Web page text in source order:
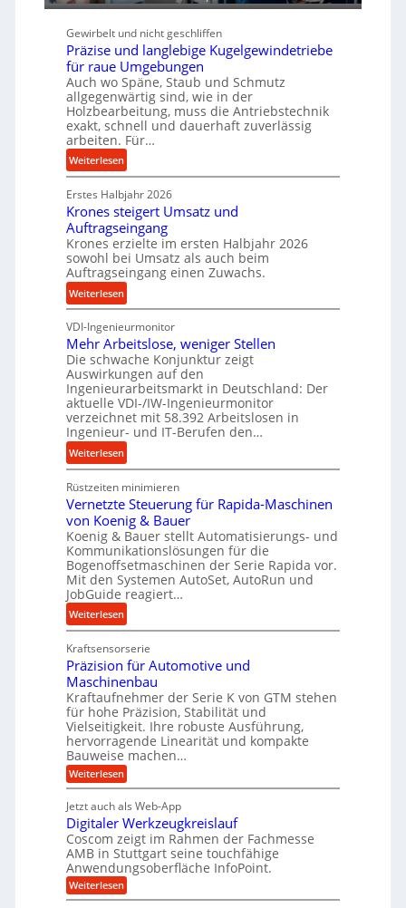
b
e
u
m
e
e
a
c
e
b
e
i
m
D
r
ü
c
k
p
r
o
z
e
s
s
t
i
c
h
i
m
u
l
i
Gewirbelt und nicht geschliffen
Präzise und langlebige Kugelgewindetriebe
für raue Umgebungen
Auch wo Späne, Staub und Schmutz
allgegenwärtig sind, wie in der
Holzbearbeitung, muss die Antriebstechnik
exakt, schnell und dauerhaft zuverlässig
arbeiten. Für…
Weiterlesen:
P
r
ä
z
i
s
e
u
n
d
l
a
n
g
l
e
b
i
g
e
K
u
g
e
l
g
e
d
e
t
r
i
e
e
f
ü
r
r
a
Erstes Halbjahr 2026
Krones steigert Umsatz und
Auftragseingang
Krones erzielte im ersten Halbjahr 2026
sowohl bei Umsatz als auch beim
Auftragseingang einen Zuwachs.
Weiterlesen:
K
r
o
n
e
s
s
t
e
i
r
t
U
m
s
a
t
z
u
n
d
A
u
f
t
r
a
g
s
e
i
n
g
VDI-Ingenieurmonitor
Mehr Arbeitslose, weniger Stellen
Die schwache Konjunktur zeigt
Auswirkungen auf den
Ingenieurarbeitsmarkt in Deutschland: Der
aktuelle VDI-/IW-Ingenieurmonitor
verzeichnet mit 58.392 Arbeitslosen in
Ingenieur- und IT-Berufen den…
Weiterlesen:
M
e
h
r
A
r
b
e
i
t
s
e
,
w
e
n
g
e
r
S
t
e
Rüstzeiten minimieren
Vernetzte Steuerung für Rapida-Maschinen
von Koenig & Bauer
Koenig & Bauer stellt Automatisierungs- und
Kommunikationslösungen für die
Bogenoffsetmaschinen der Serie Rapida vor.
Mit den Systemen AutoSet, AutoRun und
JobGuide reagiert…
Weiterlesen:
V
e
r
n
e
t
z
t
e
S
t
e
u
e
r
u
Kraftsensorserie
Präzision für Automotive und
Maschinenbau
Kraftaufnehmer der Serie K von GTM stehen
für hohe Präzision, Stabilität und
Vielseitigkeit. Ihre robuste Ausführung,
hervorragende Linearität und kompakte
Bauweise machen…
Weiterlesen:
P
ä
z
i
s
i
o
n
f
Jetzt auch als Web-App
Digitaler Werkzeugkreislauf
Coscom zeigt im Rahmen der Fachmesse
AMB in Stuttgart seine touchfähige
Anwendungsoberfläche InfoPoint.
Weiterlesen:
D